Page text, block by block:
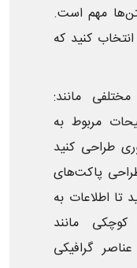
مهم است.
کنید که
مانند:
مربوط به
طراحی کنید
پاکت‌های
تا اطلاعات به
مانند
گرافیکی